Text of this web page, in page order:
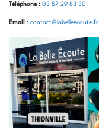
Téléphone: 03 57 29 83 30
Email : contact@labelleecoute.fr